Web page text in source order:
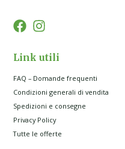
Link utili
FAQ – Domande frequenti
Condizioni generali di vendita
Spedizioni e consegne
Privacy Policy
Tutte le offerte